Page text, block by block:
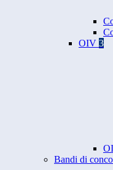
OIV 3
Bandi di